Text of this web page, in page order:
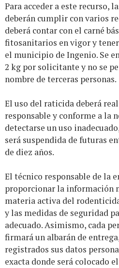
Para acceder a este recurso,
deberán cumplir con varios
deberá contar con el carné
fitosanitarios en vigor y
el municipio de Ingenio. Se
2 kg por solicitante y no se
nombre de terceras personas.
El uso del raticida deberá
responsable y conforme a la
detectarse un uso
será suspendida de futuras
de diez años.
El técnico responsable de la
proporcionar la información
materia activa del
y las medidas de seguridad
adecuado. Asimismo, cada
firmará un albarán de
registrados sus datos
exacta donde será colocado